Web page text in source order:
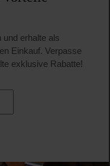
und erhalte als
Einkauf. Verpasse
exklusive Rabatte!